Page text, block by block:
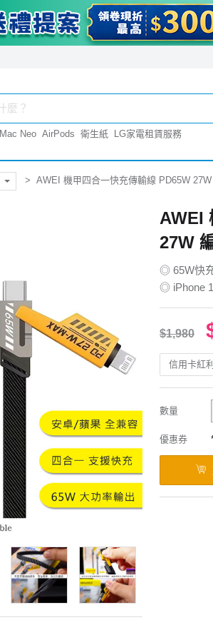
Mac Neo AirPods 衛生紙 LG家電租賃服務
AWEI 機甲四合一快充傳輸線 PD65W
AWEI
27W
◎ 65W快
◎ iPhone
$1,980
信用卡紅
數量
優惠券